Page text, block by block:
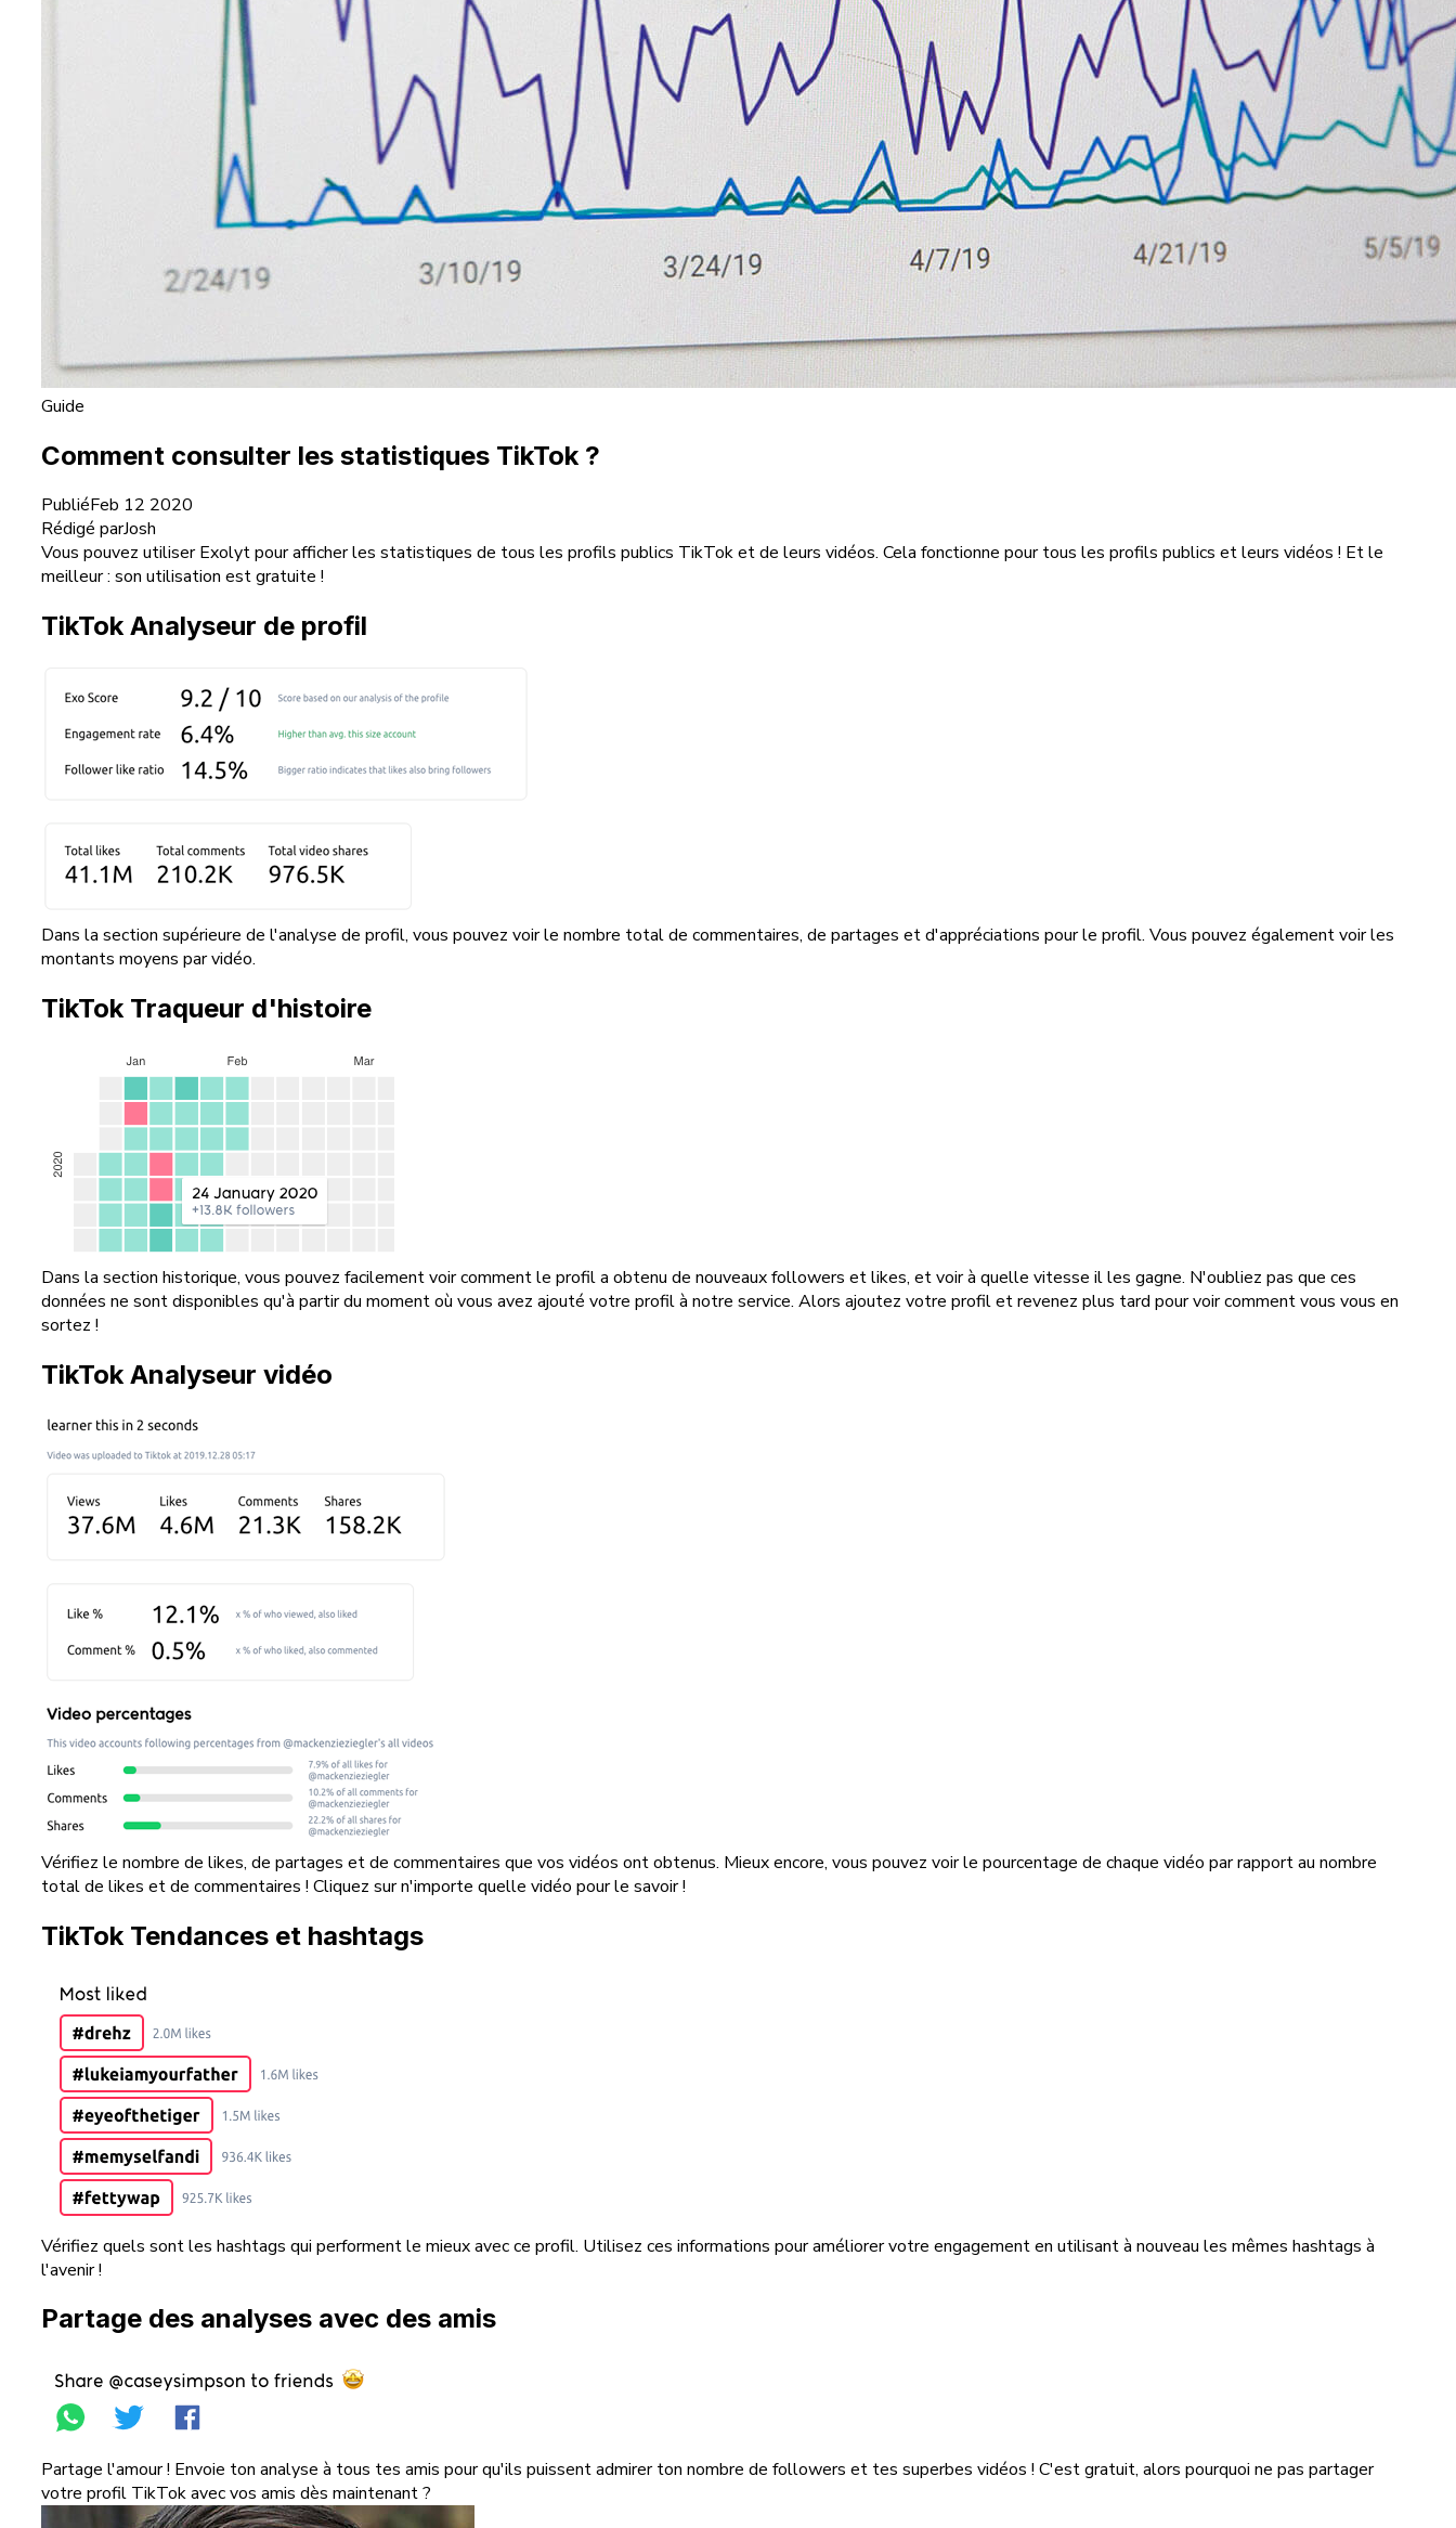
Guide
Comment consulter les statistiques TikTok ?
PubliéFeb 12 2020
Rédigé parJosh
Vous pouvez utiliser Exolyt pour afficher les statistiques de tous les profils publics TikTok et de leurs vidéos. Cela fonctionne pour tous les profils publics et leurs vidéos ! Et le
meilleur : son utilisation est gratuite !
TikTok Analyseur de profil
Dans la section supérieure de l'analyse de profil, vous pouvez voir le nombre total de commentaires, de partages et d'appréciations pour le profil. Vous pouvez également voir les
montants moyens par vidéo.
TikTok Traqueur d'histoire
Dans la section historique, vous pouvez facilement voir comment le profil a obtenu de nouveaux followers et likes, et voir à quelle vitesse il les gagne. N'oubliez pas que ces
données ne sont disponibles qu'à partir du moment où vous avez ajouté votre profil à notre service. Alors ajoutez votre profil et revenez plus tard pour voir comment vous vous en
sortez !
TikTok Analyseur vidéo
Vérifiez le nombre de likes, de partages et de commentaires que vos vidéos ont obtenus. Mieux encore, vous pouvez voir le pourcentage de chaque vidéo par rapport au nombre
total de likes et de commentaires ! Cliquez sur n'importe quelle vidéo pour le savoir !
TikTok Tendances et hashtags
Vérifiez quels sont les hashtags qui performent le mieux avec ce profil. Utilisez ces informations pour améliorer votre engagement en utilisant à nouveau les mêmes hashtags à
l'avenir !
Partage des analyses avec des amis
Partage l'amour ! Envoie ton analyse à tous tes amis pour qu'ils puissent admirer ton nombre de followers et tes superbes vidéos ! C'est gratuit, alors pourquoi ne pas partager
votre profil TikTok avec vos amis dès maintenant ?